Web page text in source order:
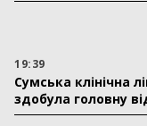
19:39
Сумська клінічна
здобула головну